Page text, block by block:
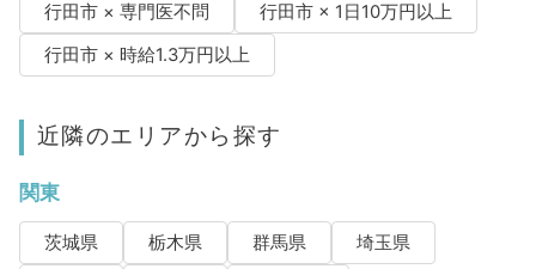
行田市 × 専門医不問
行田市 × 1日10万円以上
行田市 × 時給1.3万円以上
近隣のエリアから探す
関東
茨城県 栃木県 群馬県
埼玉県